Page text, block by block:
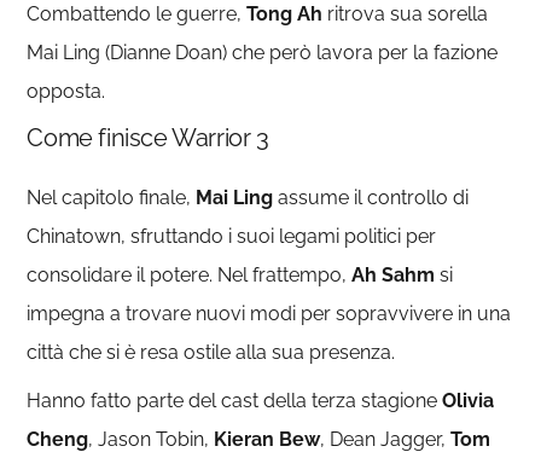
Combattendo le guerre,Tong Ah ritrova sua sorella
Mai Ling (Dianne Doan) che però lavora per la fazione
opposta.
Come finisce Warrior 3
Nel capitolo finale, Mai Ling assume il controllo di
Chinatown, sfruttando i suoi legami politici per
consolidare il potere. Nel frattempo,Ah Sahm si
impegna a trovare nuovi modi per sopravvivere in una
città che si è resa ostile alla sua presenza.
Hanno fatto parte del cast della terza stagioneOlivia
Cheng, Jason Tobin, Kieran Bew, Dean Jagger,Tom